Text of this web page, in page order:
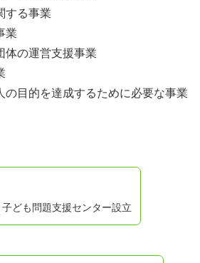
する事業
業
体の運営支援事業
の目的を達成するために必要な事業
ども問題支援センター設立